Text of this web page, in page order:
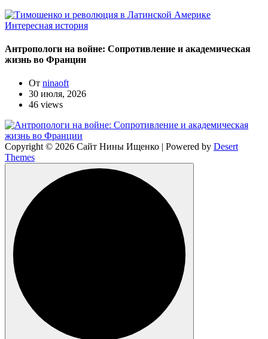
Интересная история
Антропологи на войне: Сопротивление и академическая
жизнь во Франции
От ninaoft
30 июля, 2026
46 views
Copyright © 2026 Сайт Нины Ищенко | Powered by Desert
Themes